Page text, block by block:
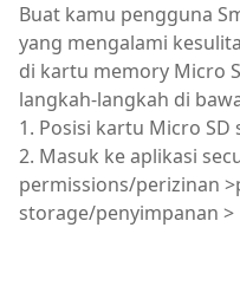
Buat kamu pengguna
yang mengalami
di kartu memory Micro
langkah-langkah di
1. Posisi kartu Micro
2. Masuk ke aplikasi
permissions/perizinan
storage/penyimpanan